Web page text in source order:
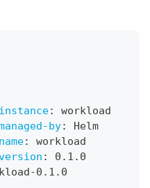
:
workload
by:
Helm
:
workload
:
0.1.0
-0.1.0